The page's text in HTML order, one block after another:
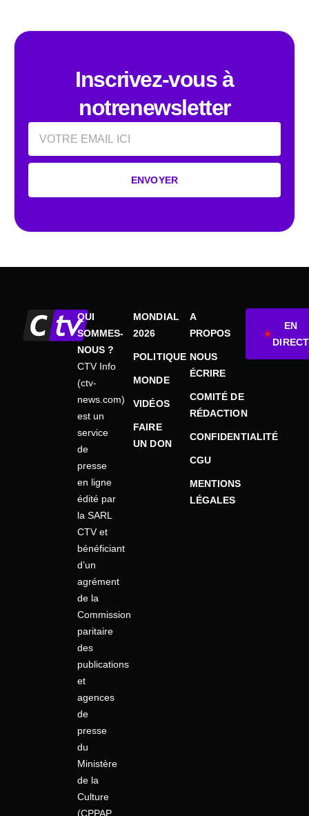
Inscrivez-vous à
notrenewsletter
Email
ENVOYER
QUI
SOMMES-
NOUS ?
CTV Info
(ctv-
news.com)
est un
service
de
presse
en ligne
édité par
la SARL
CTV et
bénéficiant
d’un
agrément
de la
Commission
paritaire
des
publications
et
agences
de
presse
du
Ministère
de la
Culture
(CPPAP
MONDIAL
2026
POLITIQUE
MONDE
VIDÉOS
FAIRE
UN DON
A
PROPOS
NOUS
ÉCRIRE
COMITÉ DE
RÉDACTION
CONFIDENTIALITÉ
CGU
MENTIONS
LÉGALES
EN
DIRECT